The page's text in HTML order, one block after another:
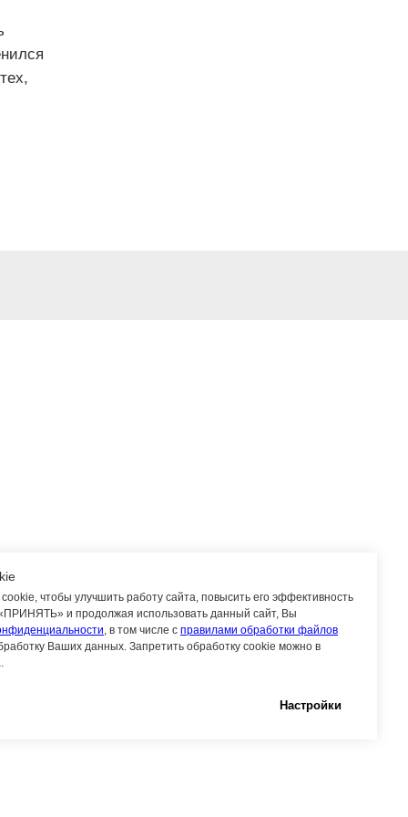
чтобы улучшить работу сайта, повысить его эффективность
и продолжая использовать данный сайт, Вы
, в том числе с правилами обработки файлов
Ваших данных. Запретить обработку cookie можно в
Настройки